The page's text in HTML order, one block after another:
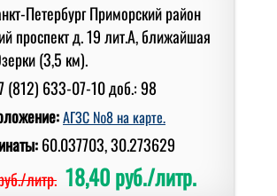
Петербург Приморский район
проспект д. 19 лит.А, ближайшая
(3,5 км).
(812) 633-07-10 доб.: 98
АГЗС №8 на карте.
60.037703, 30.273629
литр. 18,40 руб./литр.